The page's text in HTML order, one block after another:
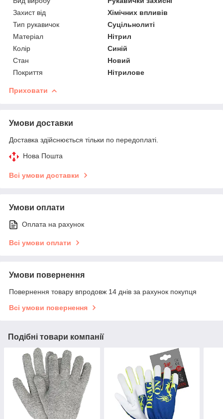
Захист від
Хімічних впливів
Тип рукавичок
Суцільнолиті
Матеріал
Нітрил
Колір
Синій
Стан
Новий
Покриття
Нітрилове
Приховати
Умови доставки
Доставка здійснюється тільки по передоплаті.
Нова Пошта
Всі умови доставки
Умови оплати
Оплата на рахунок
Всі умови оплати
Умови повернення
Повернення товару впродовж 14 днів за рахунок покупця
Всі умови повернення
Подібні товари компанії